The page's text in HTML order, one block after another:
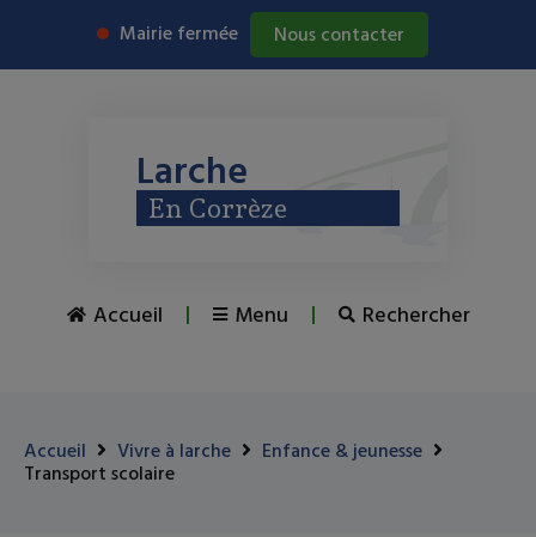
Mairie fermée Nous contacter
Larche
En Corrèze
Accueil Menu Rechercher
Accueil Vivre à larche Enfance & jeunesse
Transport scolaire